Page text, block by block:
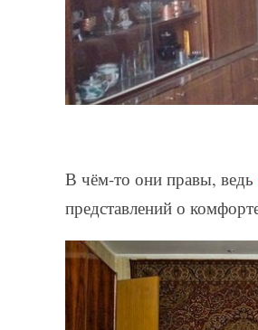
В чём-то они правы, ведь
представлений о